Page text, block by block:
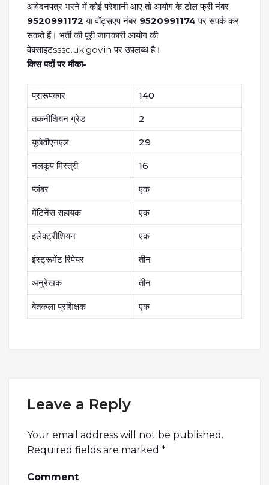
आवेदनपत्र भरने में कोई परेशानी आए तो आयोग के टोल फ्री नंबर
9520991172या वॉट्सएप नंबर 9520991174 पर संपर्क कर
सकते हैं। भर्ती की पूरी जानकारी आयोग की
वेबसाइटsssc.uk.gov.inपर उपलब्ध है।
किस पदों पर मौका-
प्रारूपकार 140
तकनीशियन ग्रेड 2
यूजेवीएनएल 29
नलकूप मिस्त्री 16
प्लंबर एक
मेंटिनेंस सहायक एक
इलेक्ट्रीशियन एक
इंस्ट्रूमेंट रिपेयर तीन
अनुरेखक तीन
बेतकला प्रशिक्षक एक
Leave a Reply
Your email address will not be published.
Required fields are marked *
Comment